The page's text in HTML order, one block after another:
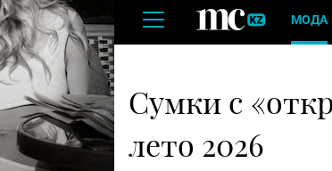
МОДА
Сумки с
лето 2026